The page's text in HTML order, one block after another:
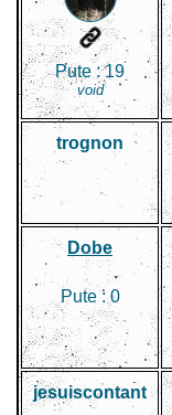
Pute :19
void
trognon
Dobe
Pute : 0
jesuiscontant